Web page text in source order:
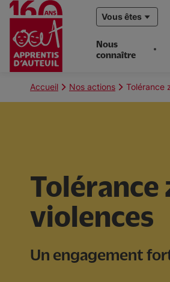
principal
Vous êtes
Nous
connaître
Fil
Accueil Nos actions Tolérance
Tolérance
violences
Un engagement